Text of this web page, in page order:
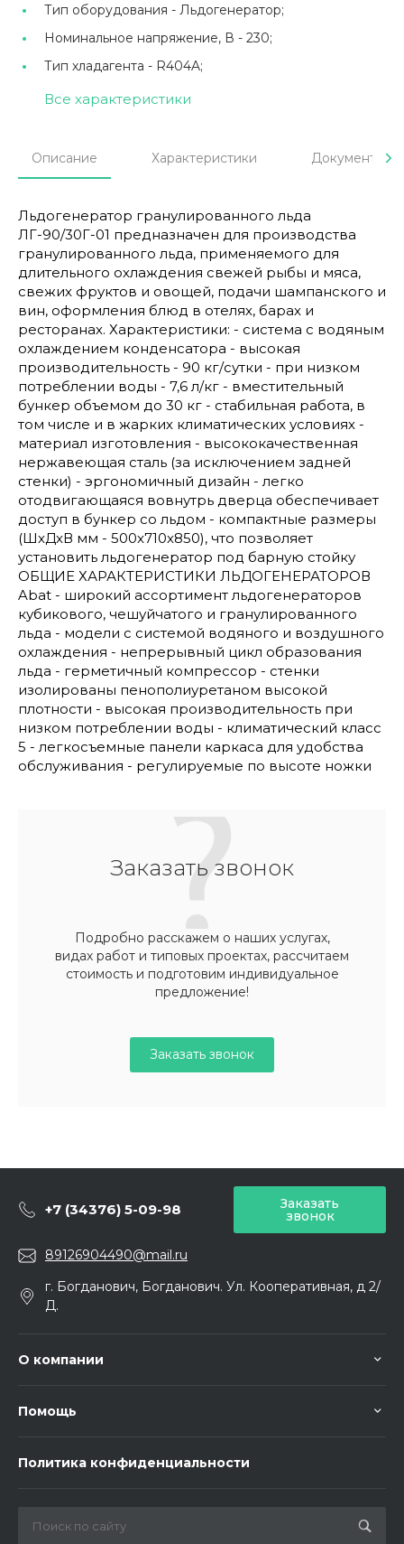
Тип оборудования - Льдогенератор;
Номинальное напряжение, В - 230;
Тип хладагента - R404A;
Все характеристики
Описание Характеристики Документы
Льдогенератор гранулированного льда
ЛГ-90/30Г-01 предназначен для производства
гранулированного льда, применяемого для
длительного охлаждения свежей рыбы и мяса,
свежих фруктов и овощей, подачи шампанского и
вин, оформления блюд в отелях, барах и
ресторанах. Характеристики: - система с водяным
охлаждением конденсатора - высокая
производительность - 90 кг/сутки - при низком
потреблении воды - 7,6 л/кг - вместительный
бункер объемом до 30 кг - стабильная работа, в
том числе и в жарких климатических условиях -
материал изготовления - высококачественная
нержавеющая сталь (за исключением задней
стенки) - эргономичный дизайн - легко
отодвигающаяся вовнутрь дверца обеспечивает
доступ в бункер со льдом - компактные размеры
(ШxДxВ мм - 500x710x850), что позволяет
установить льдогенератор под барную стойку
ОБЩИЕ ХАРАКТЕРИСТИКИ ЛЬДОГЕНЕРАТОРОВ
Abat - широкий ассортимент льдогенераторов
кубикового, чешуйчатого и гранулированного
льда - модели с системой водяного и воздушного
охлаждения - непрерывный цикл образования
льда - герметичный компрессор - стенки
изолированы пенополиуретаном высокой
плотности - высокая производительность при
низком потреблении воды - климатический класс
5 - легкосъемные панели каркаса для удобства
обслуживания - регулируемые по высоте ножки
Заказать звонок
Подробно расскажем о наших услугах,
видах работ и типовых проектах, рассчитаем
стоимость и подготовим индивидуальное
предложение!
Заказать звонок
+7 (34376) 5-09-98 Заказать
звонок
89126904490@mail.ru
г. Богданович, Богданович. Ул. Кооперативная, д 2/
Д.
О компании
Помощь
Политика конфиденциальности